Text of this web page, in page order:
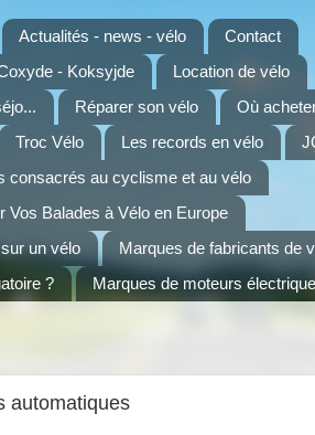
Actualités - news - vélo
Contact
- Koksyjde
Location de vélo
Réparer son vélo Où
Troc Vélo Les records en vélo
consacrés au cyclisme et au vélo
Vos Balades à Vélo en Europe
un vélo
Marques de fabricants de
?
Marques de moteurs
automatiques